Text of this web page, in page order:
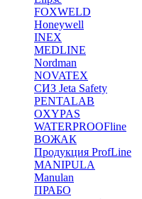
FOXWELD
Honeywell
INEX
MEDLINE
Nordman
NOVATEX
СИЗ Jeta Safety
PENTALAB
OXYPAS
WATERPROOFline
ВОЖАК
Продукция ProfLine
MANIPULA
Manulan
ПРАБО